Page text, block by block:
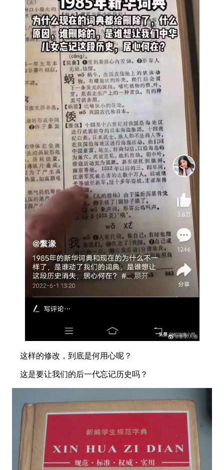
这样的修改，到底是何用心呢？
这是要让我们的后一代忘记历史吗？